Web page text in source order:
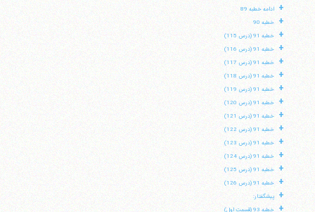
+ ادامه خطبه 89
+ خطبه 90
+ خطبه 91 (درس 115)
+ خطبه 91 (درس 116)
+ خطبه 91 (درس 117)
+ خطبه 91 (درس 118)
+ خطبه 91 (درس 119)
+ خطبه 91 (درس 120)
+ خطبه 91 (درس 121)
+ خطبه 91 (درس 122)
+ خطبه 91 (درس 123)
+ خطبه 91 (درس 124)
+ خطبه 91 (درس 125)
+ خطبه 91 (درس 126)
+ پیشگفتار:
+ خطبه 93 (قسمت اول)